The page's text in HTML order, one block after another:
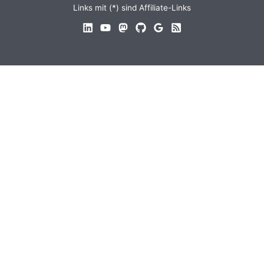
Links mit (*) sind Affiliate-Links